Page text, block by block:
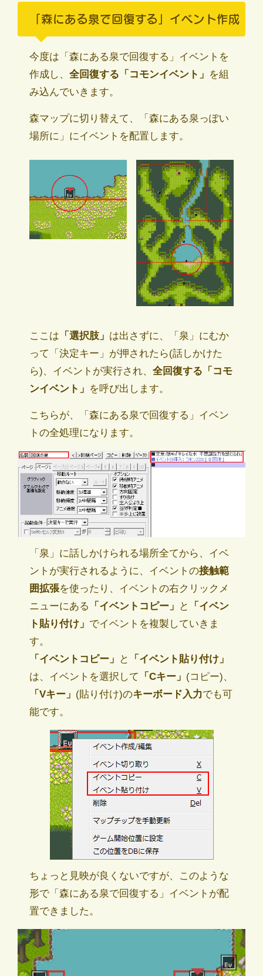
「森にある泉で回復する」イベント作成
今度は「森にある泉で回復する」イベントを
作成し、 全回復する「コモンイベント」 を組
み込んでいきます。
森マップに切り替えて、「森にある泉っぽい
場所に」にイベントを配置します。
ここは 「選択肢」 は出さずに、「泉」にむか
って「決定キー」が押されたら(話しかけた
ら)、イベントが実行され、 全回復する「コモ
ンイベント」 を呼び出します。
こちらが、「森にある泉で回復する」イベン
トの全処理になります。
「泉」に話しかけられる場所全てから、イベ
ントが実行されるように、イベントの接触範
囲拡張を使ったり、イベントの右クリックメ
ニューにある
「イベントコピー」 と
「イベン
ト貼り付け」 でイベントを複製していきま
す。
「イベントコピー」
と
「イベント貼り付け」
は、イベントを選択して
「Cキー」 (コピー)、
「Vキー」 (貼り付け)のキーボード入力でも可
能です。
ちょっと見映が良くないですが、このような
形で「森にある泉で回復する」イベントが配
置できました。